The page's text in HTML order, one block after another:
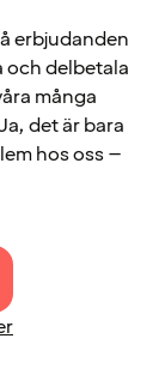
erbjudanden
och delbetala
många
det är bara
hos oss –